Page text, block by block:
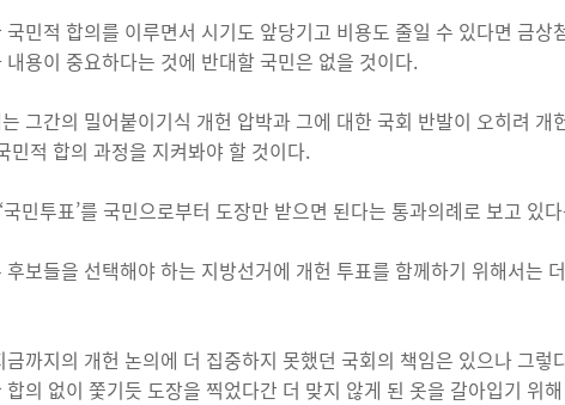
국민적 합의를 이루면서 시기도 앞당기고 비용도 줄일 수 있다면 금
내용이 중요하다는 것에 반대할 국민은 없을 것이다.
그간의 밀어붙이기식 개헌 압박과 그에 대한 국회 반발이 오히려
민적 합의 과정을 지켜봐야 할 것이다.
국민투표’를 국민으로부터 도장만 받으면 된다는 통과의례로 보고 있
후보들을 선택해야 하는 지방선거에 개헌 투표를 함께하기 위해서는
금까지의 개헌 논의에 더 집중하지 못했던 국회의 책임은 있으나 그
합의 없이 쫓기듯 도장을 찍었다간 더 맞지 않게 된 옷을 갈아입기 위